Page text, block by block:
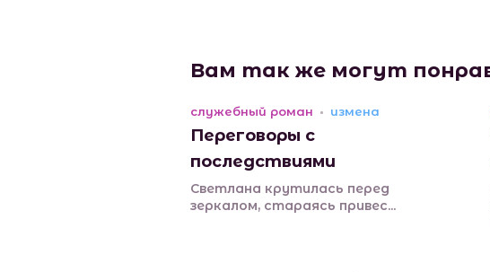
Вам так же могут
служебный роман измена
Переговоры с
последствиями
Светлана крутилась перед
зеркалом, стараясь привес...